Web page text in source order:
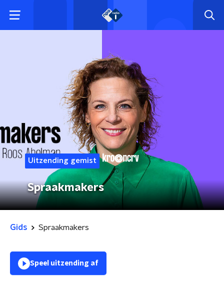
Uitzending gemist
Spraakmakers
Gids Spraakmakers
Speel uitzending af